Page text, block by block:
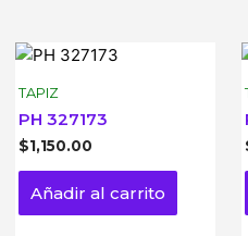
TAPIZ
PH 327173
$1,150.00
Añadir al carrito